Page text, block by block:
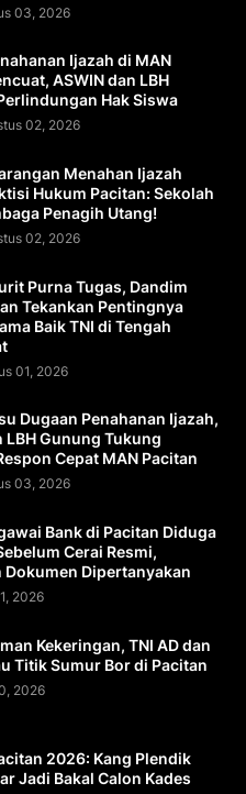
03, 2026
Ijazah di MAN
ASWIN dan LBH
Hak Siswa
02, 2026
Menahan Ijazah
Hukum Pacitan: Sekolah
Penagih Utang!
02, 2026
Purna Tugas, Dandim
Tekankan Pentingnya
Baik TNI di Tengah
01, 2026
Dugaan Penahanan Ijazah,
LBH Gunung Tukung
Cepat MAN Pacitan
03, 2026
Bank di Pacitan Diduga
Cerai Resmi,
Dokumen Dipertanyakan
2026
Kekeringan, TNI AD dan
Titik Sumur Bor di Pacitan
2026
2026: Kang Plendik
Jadi Bakal Calon Kades